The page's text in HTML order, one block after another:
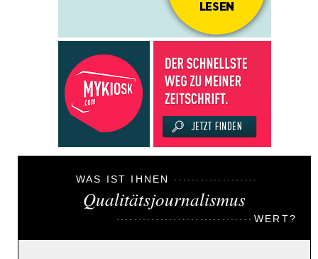
WAS IST IHNEN
Qualitätsjournalismus
WERT?